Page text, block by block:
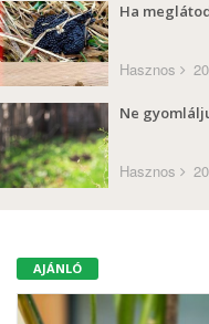
Ha
Hasznos
Ne
Hasznos
AJÁNLÓ